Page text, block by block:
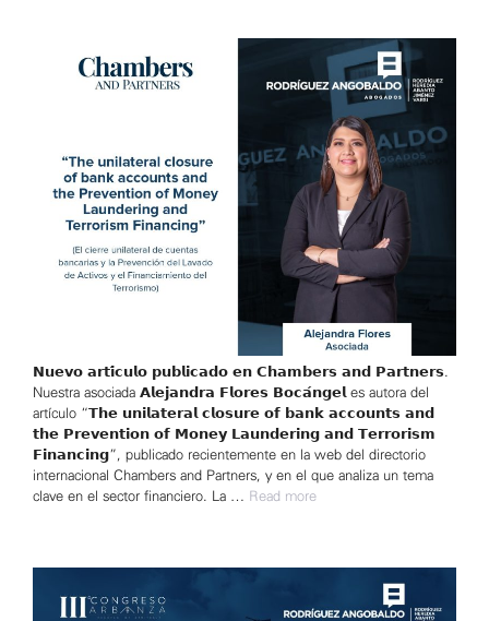
𝗡𝘂𝗲𝘃𝗼 𝗮𝗿𝘁𝗶́𝗰𝘂𝗹𝗼 𝗽𝘂𝗯𝗹𝗶𝗰𝗮𝗱𝗼 𝗲𝗻 𝗖𝗵𝗮𝗺𝗯𝗲𝗿𝘀 𝗮𝗻𝗱 𝗣𝗮𝗿𝘁𝗻𝗲𝗿𝘀.
Nuestra asociada 𝗔𝗹𝗲𝗷𝗮𝗻𝗱𝗿𝗮 𝗙𝗹𝗼𝗿𝗲𝘀 𝗕𝗼𝗰𝗮́𝗻𝗴𝗲𝗹 es autora del
artículo “𝗧𝗵𝗲 𝘂𝗻𝗶𝗹𝗮𝘁𝗲𝗿𝗮𝗹 𝗰𝗹𝗼𝘀𝘂𝗿𝗲 𝗼𝗳 𝗯𝗮𝗻𝗸 𝗮𝗰𝗰𝗼𝘂𝗻𝘁𝘀 𝗮𝗻𝗱
𝘁𝗵𝗲 𝗣𝗿𝗲𝘃𝗲𝗻𝘁𝗶𝗼𝗻 𝗼𝗳 𝗠𝗼𝗻𝗲𝘆 𝗟𝗮𝘂𝗻𝗱𝗲𝗿𝗶𝗻𝗴 𝗮𝗻𝗱 𝗧𝗲𝗿𝗿𝗼𝗿𝗶𝘀𝗺
𝗙𝗶𝗻𝗮𝗻𝗰𝗶𝗻𝗴”, publicado recientemente en la web del directorio
internacional Chambers and Partners, y en el que analiza un tema
clave en el sector financiero. La …
Read more